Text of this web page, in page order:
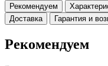
Рекомендуем
Доставка
Гарантия и
Рекомендуем